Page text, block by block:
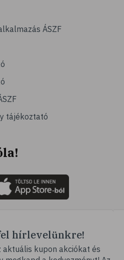
ÁSZF
tájékoztató
hírlevelünkre!
aktuális kupon akciókat és